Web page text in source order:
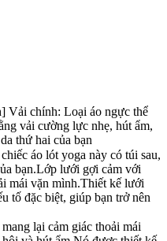
Vải chính: Loại áo ngực thể
vải cường lực nhẹ, hút ẩm,
thứ hai của bạn
áo lót yoga này có túi sau,
bạn.Lớp lưới gợi cảm với
mái vặn mình.Thiết kế lưới
tố đặc biệt, giúp bạn trở nên
lại cảm giác thoải mái